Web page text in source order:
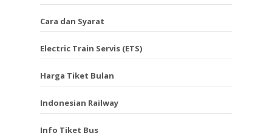
Cara dan Syarat
Electric Train Servis (ETS)
Harga Tiket Bulan
Indonesian Railway
Info Tiket Bus